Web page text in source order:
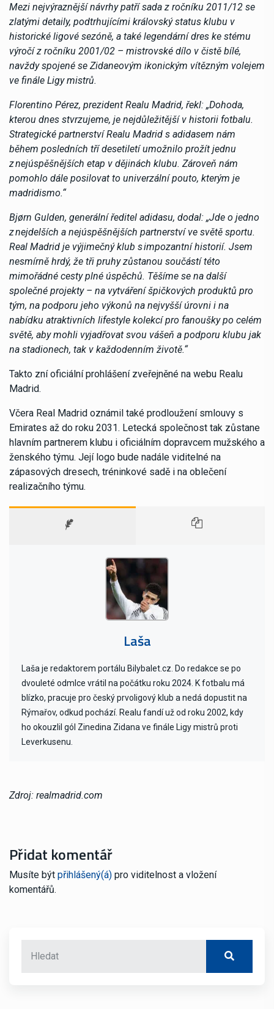
Mezi nejvýraznější návrhy patří sada z ročníku 2011/12 se
zlatými detaily, podtrhujícími královský status klubu v
historické ligové sezóně, a také legendární dres ke stému
výročí z ročníku 2001/02 – mistrovské dílo v čistě bílé,
navždy spojené se Zidaneovým ikonickým vítězným volejem
ve finále Ligy mistrů.
Florentino Pérez, prezident Realu Madrid, řekl: „Dohoda,
kterou dnes stvrzujeme, je nejdůležitější v historii fotbalu.
Strategické partnerství Realu Madrid s adidasem nám
během posledních tří desetiletí umožnilo prožít jednu
znejúspěšnějších etap v dějinách klubu. Zároveň nám
pomohlo dále posilovat to univerzální pouto, kterým je
madridismo.“
Bjørn Gulden, generální ředitel adidasu, dodal: „Jde o jedno
znejdelších a nejúspěšnějších partnerství ve světě sportu.
Real Madrid je výjimečný klub simpozantní historií. Jsem
nesmírně hrdý, že tři pruhy zůstanou součástí této
mimořádné cesty plné úspěchů. Těšíme se na další
společné projekty – na vytváření špičkových produktů pro
tým, na podporu jeho výkonů na nejvyšší úrovni i na
nabídku atraktivních lifestyle kolekcí pro fanoušky po celém
světě, aby mohli vyjadřovat svou vášeň a podporu klubu jak
na stadionech, tak v každodenním životě.“
Takto zní oficiální prohlášení zveřejněné na webu Realu
Madrid.
Včera Real Madrid oznámil také prodloužení smlouvy s
Emirates až do roku 2031. Letecká společnost tak zůstane
hlavním partnerem klubu i oficiálním dopravcem mužského a
ženského týmu. Její logo bude nadále viditelné na
zápasových dresech, tréninkové sadě i na oblečení
realizačního týmu.
Laša
Laša je redaktorem portálu Bilybalet.cz. Do redakce se po
dvouleté odmlce vrátil na počátku roku 2024. K fotbalu má
blízko, pracuje pro český prvoligový klub a nedá dopustit na
Rýmařov, odkud pochází. Realu fandí už od roku 2002, kdy
ho okouzlil gól Zinedina Zidana ve finále Ligy mistrů proti
Leverkusenu.
Zdroj: realmadrid.com
Přidat komentář
Musíte být přihlášený(á) pro viditelnost a vložení
komentářů.